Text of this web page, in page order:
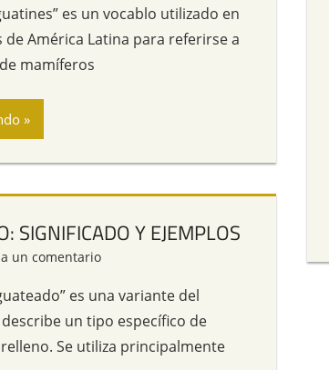
es un vocablo utilizado en
de América Latina para referirse a
mamíferos
SIGNIFICADO Y EJEMPLOS
un comentario
es una variante del
un tipo específico de
Se utiliza principalmente